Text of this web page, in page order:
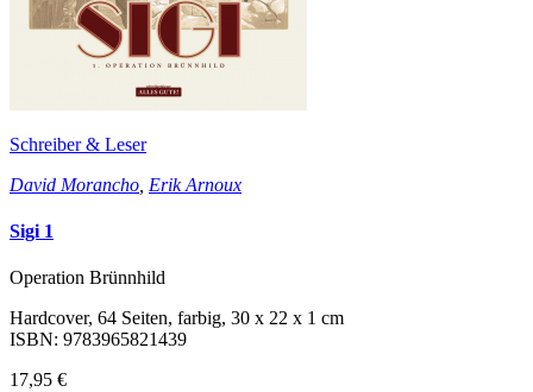
Schreiber & Leser
David Morancho Erik Arnoux
Sigi 1
Operation Brünnhild
Hardcover, 64 Seiten, farbig, 30 x 22 x 1 cm
ISBN: 9783965821439
17,95 €